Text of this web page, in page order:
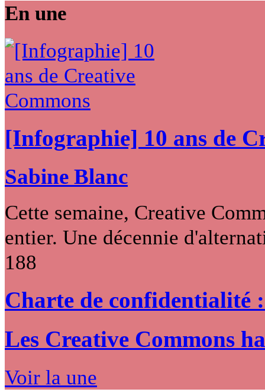
En une
[Infographie] 10 ans de
Sabine Blanc
Cette semaine, Creative
entier. Une décennie
188
Charte de confidentialité
Les Creative Commons
Voir la une